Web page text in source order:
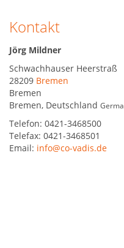
Kontakt
Jörg Mildner
Schwachhauser Heerstraß
28209 Bremen
Bremen
Bremen, Deutschland
Telefon: 0421-3468500
Telefax: 0421-3468501
Email: info@co-vadis.de